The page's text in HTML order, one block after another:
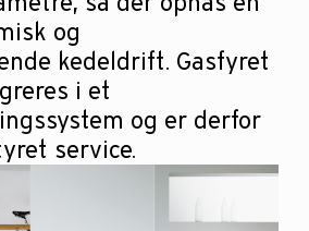
og
kedeldrift. Gasfyret
i et
og er derfor
service.